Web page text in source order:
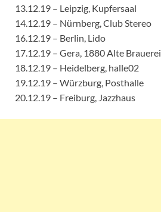
13.12.19 – Leipzig, Kupfersaal
14.12.19 – Nürnberg, Club Stereo
16.12.19 – Berlin, Lido
17.12.19 – Gera, 1880 Alte Brauerei
18.12.19 – Heidelberg, halle02
19.12.19 – Würzburg, Posthalle
20.12.19 – Freiburg, Jazzhaus